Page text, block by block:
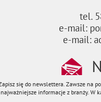
tel.
e-mail:
e-mail:
się do newslettera. Zawsze na
najważniejsze informacje z branży. W